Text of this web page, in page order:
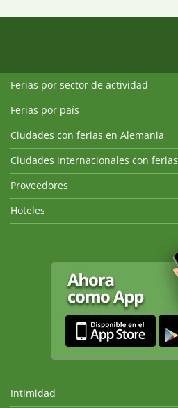
Ferias por sector de actividad
Ferias por país
Ciudades con ferias en Alemania
Ciudades internacionales con ferias
Proveedores
Hoteles
Intimidad